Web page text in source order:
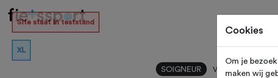
Site staat in teststand
XL
SOIGNEUR Vilvoorde
Cookies
Om je
maken wij